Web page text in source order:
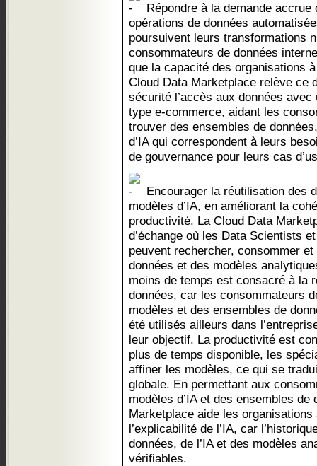
Répondre à la demande
opérations de données
poursuivent leurs transformations
consommateurs de données
que la capacité des organisations
Cloud Data Marketplace relève ce
sécurité l’accès aux données
type e-commerce, aidant les
trouver des ensembles de
d’IA qui correspondent à leurs
de gouvernance pour leurs cas
Encourager la réutilisation des
modèles d’IA, en améliorant la
productivité. La Cloud Data
d’échange où les Data Scientists
peuvent rechercher, consommer
données et des modèles
moins de temps est consacré à la
données, car les consommateurs
modèles et des ensembles de
été utilisés ailleurs dans
leur objectif. La productivité est
plus de temps disponible, les
affiner les modèles, ce qui se
globale. En permettant aux
modèles d’IA et des ensembles de
Marketplace aide les
l’explicabilité de l’IA, car
données, de l’IA et des modèles
vérifiables.